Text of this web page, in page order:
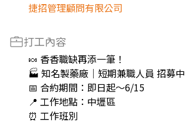
捷招管理顧問有限公司
打工內容
🍬 香香職缺再添一筆！
🏭 知名製藥廠｜短期兼職人員 招募中
📅 合約期間：即日起～6/15
📍 工作地點：中壢區
⏰ 工作班別